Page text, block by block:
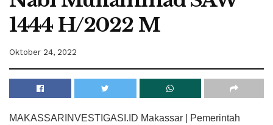
1444 H/2022 M
Oktober 24, 2022
MAKASSARINVESTIGASI.ID Makassar | Pemerintah